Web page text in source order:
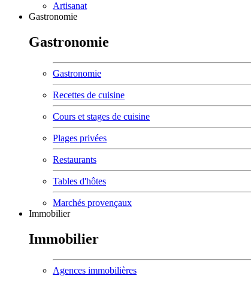
Artisanat
Gastronomie
Gastronomie
Gastronomie
Recettes de cuisine
Cours et stages de cuisine
Plages privées
Restaurants
Tables d'hôtes
Marchés provençaux
Immobilier
Immobilier
Agences immobilières